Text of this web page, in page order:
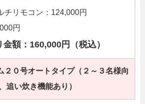
チリモコン：124,000円
円
額：160,000円（税込）
２０号オートタイプ（２～３名様向
追い炊き機能あり）